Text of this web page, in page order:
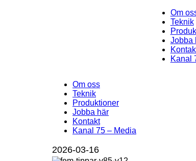
Om
Teknik
Jobba
Kanal
Om oss
Teknik
Produktioner
Jobba här
Kontakt
Kanal 75 – Media
2026-03-16